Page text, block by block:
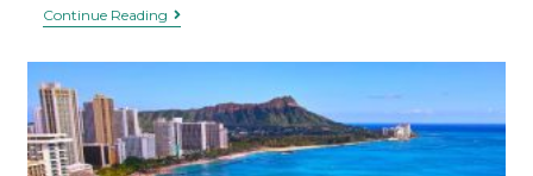
Continue Reading